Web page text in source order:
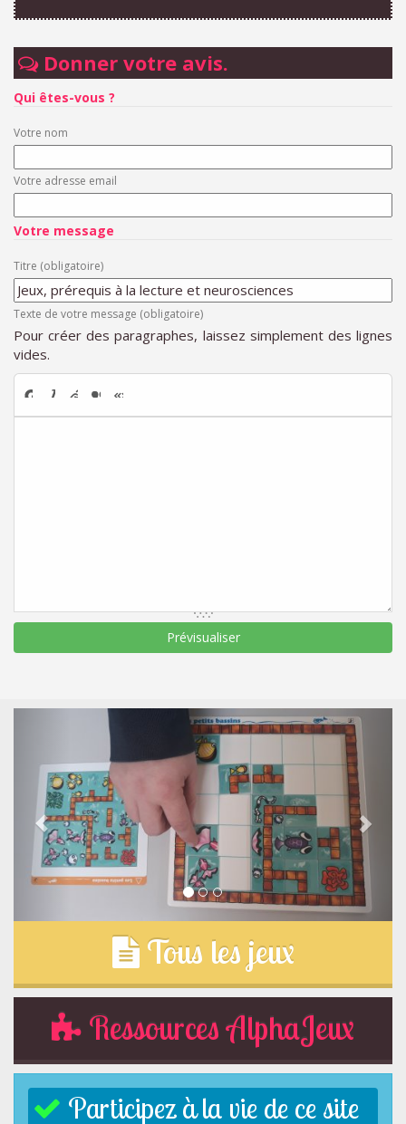
Donner votre avis.
Qui êtes-vous ?
Votre nom
Votre adresse email
Votre message
Titre (obligatoire)
Texte de votre message (obligatoire)
Pour créer des paragraphes, laissez simplement des lignes
vides.
Tous les jeux
Ressources AlphaJeux
Participez à la vie de ce site